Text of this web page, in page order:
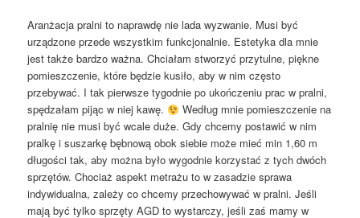
Aranżacja pralni to naprawdę nie lada wyzwanie. Musi być
urządzone przede wszystkim funkcjonalnie. Estetyka dla mnie
jest także bardzo ważna. Chciałam stworzyć przytulne, piękne
pomieszczenie, które będzie kusiło, aby w nim często
przebywać. I tak pierwsze tygodnie po ukończeniu prac w pralni,
spędzałam pijąc w niej kawę.
Według mnie pomieszczenie na
pralnię nie musi być wcale duże. Gdy chcemy postawić w nim
pralkę i suszarkę bębnową obok siebie może mieć min 1,60 m
długości tak, aby można było wygodnie korzystać z tych dwóch
sprzętów. Chociaż aspekt metrażu to w zasadzie sprawa
indywidualna, zależy co chcemy przechowywać w pralni. Jeśli
mają być tylko sprzęty AGD to wystarczy, jeśli zaś mamy w